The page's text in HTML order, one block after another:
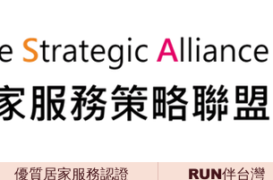
優質居家服務認證 RUN伴台灣